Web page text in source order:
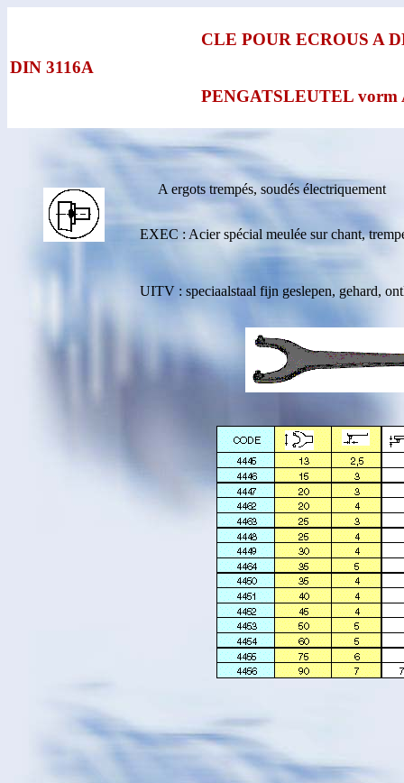
DIN 3116A
CLE POUR ECROUS A
PENGATSLEUTEL vorm
A ergots trempés, soudés électriquement
EXEC : Acier spécial meulée sur chant,
UITV : speciaalstaal fijn geslepen, gehard,